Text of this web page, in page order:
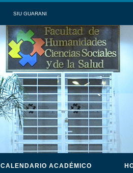
SIU GUARANI
CALENDARIO ACADÉMICO